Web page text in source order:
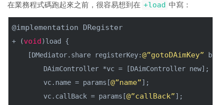
在業務程式碼跑起來之前，很容易想到在 +load 中寫：
@implementation DRegister
+ (void)load {
[DMediator.share registerKey:@”gotoDAimKey”
DAimController *vc = [DAimController new];
vc.name = params[@”name”];
vc.callBack = params[@”callBack”];